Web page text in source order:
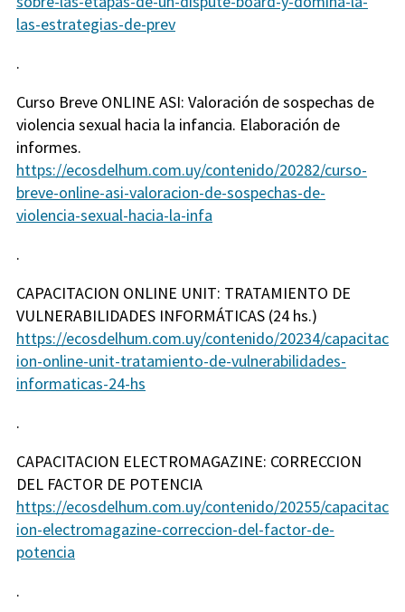
las-estrategias-de-prev
.
Curso Breve ONLINE ASI: Valoración de sospechas de
violencia sexual hacia la infancia. Elaboración de
informes.
https://ecosdelhum.com.uy/contenido/20282/curso-
breve-online-asi-valoracion-de-sospechas-de-
violencia-sexual-hacia-la-infa
.
CAPACITACION ONLINE UNIT: TRATAMIENTO DE
VULNERABILIDADES INFORMÁTICAS (24 hs.)
https://ecosdelhum.com.uy/contenido/20234/capacitac
ion-online-unit-tratamiento-de-vulnerabilidades-
informaticas-24-hs
.
CAPACITACION ELECTROMAGAZINE: CORRECCION
DEL FACTOR DE POTENCIA
https://ecosdelhum.com.uy/contenido/20255/capacitac
ion-electromagazine-correccion-del-factor-de-
potencia
.